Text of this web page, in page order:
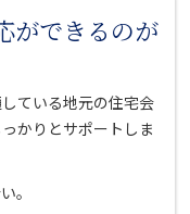
ができるのが
ている地元の住宅会
かりとサポートしま
。